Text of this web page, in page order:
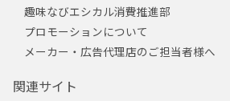
趣味なびエシカル消費推進部
プロモーションについて
メーカー・広告代理店のご担当者様へ
関連サイト